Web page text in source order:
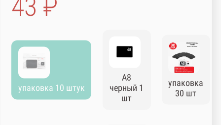
43 ₽
упаковка 10 штук
А8
черный 1
шт
упаковка
30 шт